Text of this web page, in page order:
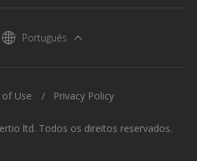
Português
ltd. Todos os direitos reservados.
Use Privacy Policy